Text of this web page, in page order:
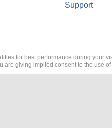
for best performance during your
are giving implied consent to the use
Support